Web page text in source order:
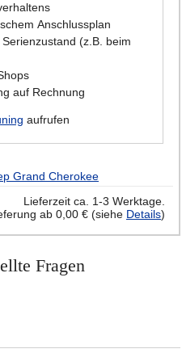
Anschlussplan
(z.B. beim
auf Rechnung
aufrufen
Grand Cherokee
Lieferzeit ca. 1-3 Werktage.
ab 0,00 € (siehe Details)
Fragen